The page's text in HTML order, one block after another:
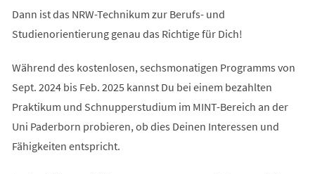
Dann ist das NRW-Technikum zur Berufs- und
Studienorientierung genau das Richtige für Dich!
Während des kostenlosen, sechsmonatigen Programms von
Sept. 2024 bis Feb. 2025 kannst Du bei einem bezahlten
Praktikum und Schnupperstudium im MINT-Bereich an der
Uni Paderborn probieren, ob dies Deinen Interessen und
Fähigkeiten entspricht.